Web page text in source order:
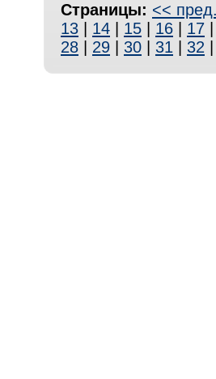
Страницы: <<
13
14 15 16 17
28
29 30 31 32